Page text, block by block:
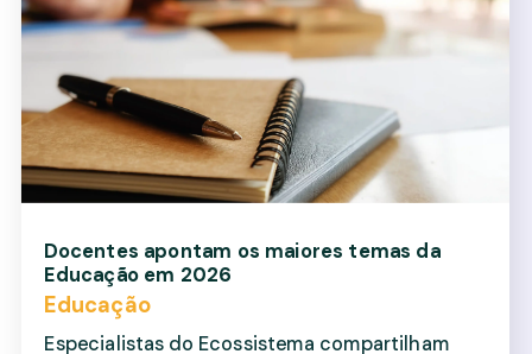
Docentes apontam os maiores temas da
Educação em 2026
Educação
Especialistas do Ecossistema compartilham